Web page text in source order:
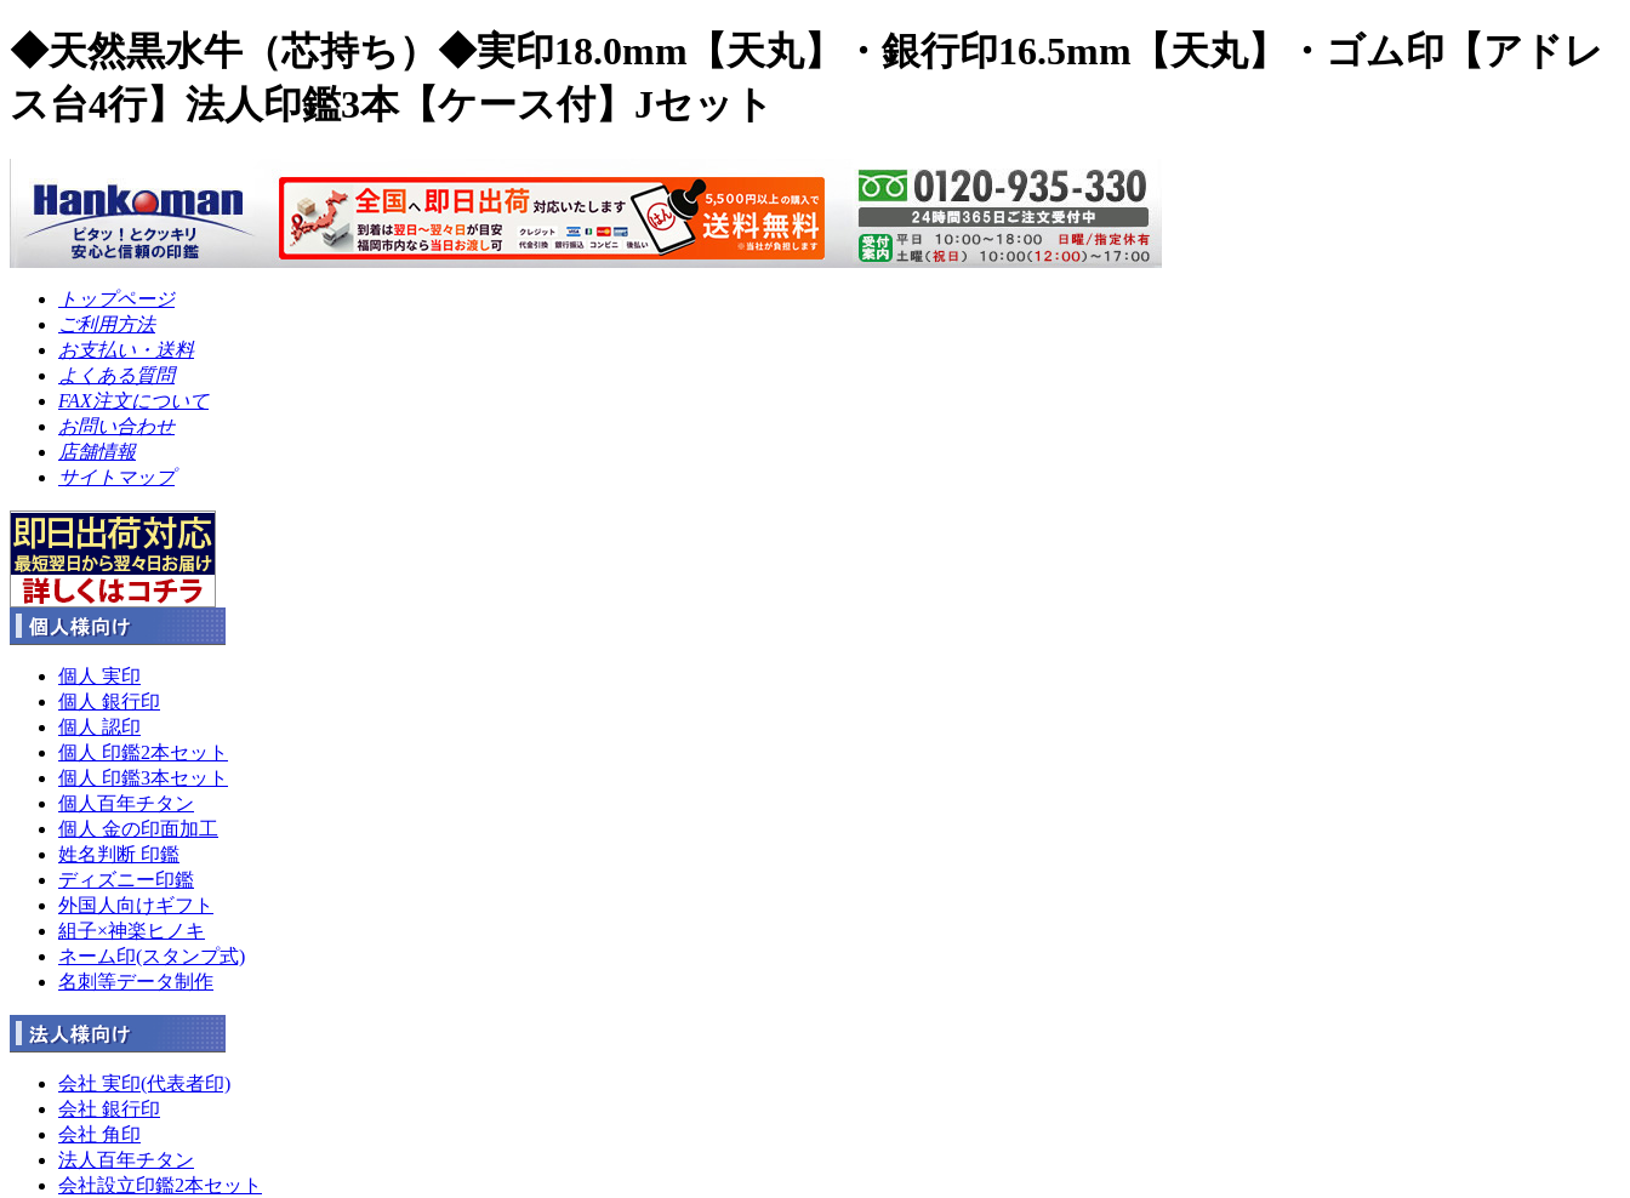
◆天然黒水牛（芯持ち）◆実印18.0mm【天丸】・銀行印16.5mm【天丸】・ゴム印【アドレ
ス台4行】法人印鑑3本【ケース付】Jセット
トップページ
ご利用方法
お支払い・送料
よくある質問
FAX注文について
お問い合わせ
店舗情報
サイトマップ
個人 実印
個人 銀行印
個人 認印
個人 印鑑2本セット
個人 印鑑3本セット
個人百年チタン
個人 金の印面加工
姓名判断 印鑑
ディズニー印鑑
外国人向けギフト
組子×神楽ヒノキ
ネーム印(スタンプ式)
名刺等データ制作
会社 実印(代表者印)
会社 銀行印
会社 角印
法人百年チタン
会社設立印鑑2本セット